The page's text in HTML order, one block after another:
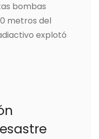
bombas
metros del
explotó